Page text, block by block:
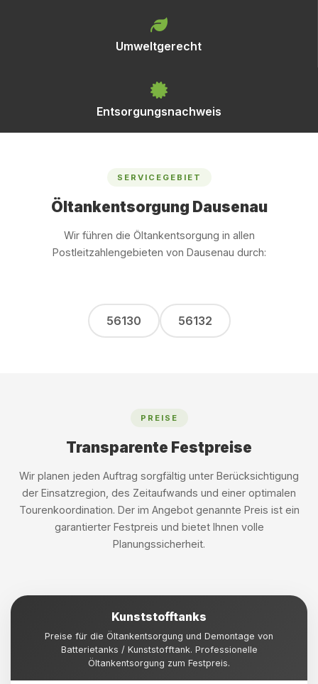
Umweltgerecht
Entsorgungsnachweis
SERVICEGEBIET
Öltankentsorgung Dausenau
Wir führen die Öltankentsorgung in allen
Postleitzahlengebieten von Dausenau durch:
56130 56132
PREISE
Transparente Festpreise
Wir planen jeden Auftrag sorgfältig unter Berücksichtigung
der Einsatzregion, des Zeitaufwands und einer optimalen
Tourenkoordination. Der im Angebot genannte Preis ist ein
garantierter Festpreis und bietet Ihnen volle
Planungssicherheit.
Kunststofftanks
Preise für die Öltankentsorgung und Demontage von
Batterietanks / Kunststofftank. Professionelle
Öltankentsorgung zum Festpreis.